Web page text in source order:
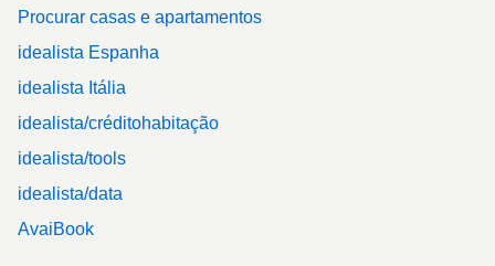
Procurar casas e apartamentos
idealista Espanha
idealista Itália
idealista/créditohabitação
idealista/tools
idealista/data
AvaiBook